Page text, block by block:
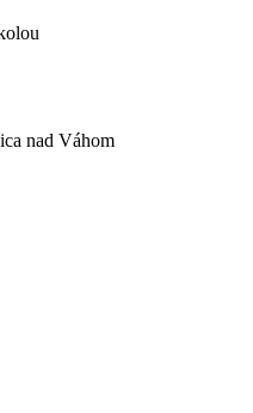
nad Váhom